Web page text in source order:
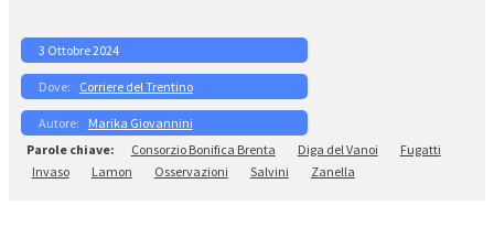
3 Ottobre 2024
Corriere del Trentino
Marika Giovannini
Consorzio Bonifica Brenta
Diga del Vanoi
Fugatti
Invaso
Lamon Osservazioni Salvini Zanella